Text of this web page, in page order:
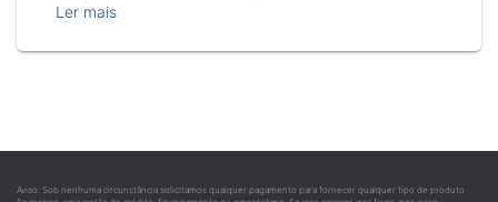
Ler mais
Aviso: Sob nenhuma circunstância solicitamos qualquer pagamento para fornecer qualquer tipo de produto